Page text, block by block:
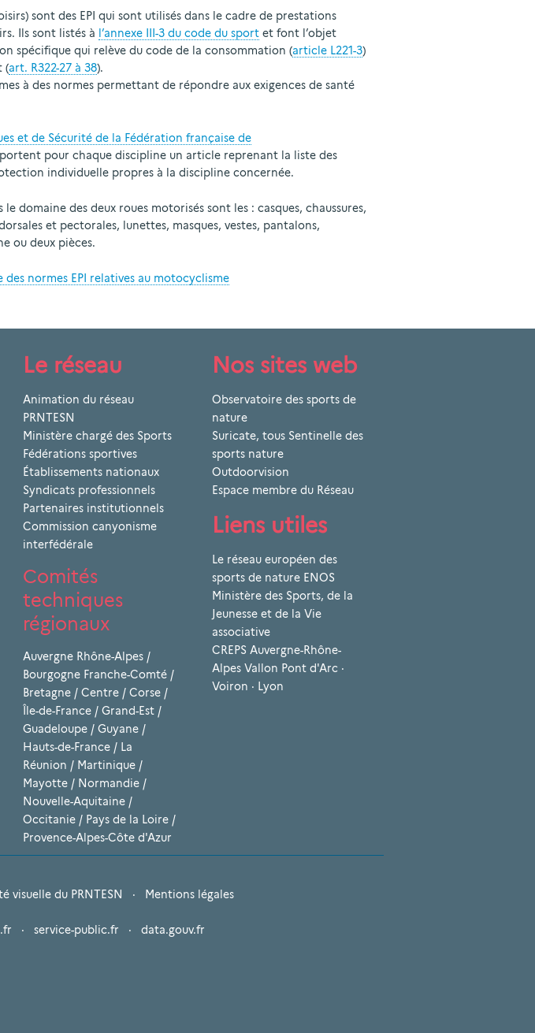
sont des EPI qui sont utilisés dans le cadre de prestations
Ils sont listés à l’annexe III-3 du code du sportet font l’objet
spécifique qui relève du code de la consommation (article L221-3)
(art. R322-27 à 38).
à des normes permettant de répondre aux exigences de santé
et de Sécurité de la Fédération française de
pour chaque discipline un article reprenant la liste des
individuelle propres à la discipline concernée.
le domaine des deux roues motorisés sont les : casques, chaussures,
et pectorales, lunettes, masques, vestes, pantalons,
ou deux pièces.
des normes EPI relatives au motocyclisme
Le réseau
Animation du réseau
PRNTESN
Ministère chargé des Sports
Fédérations sportives
Établissements nationaux
Syndicats professionnels
Partenaires institutionnels
Commission canyonisme
interfédérale
Comités
techniques
régionaux
Auvergne Rhône-Alpes /
Bourgogne Franche-Comté /
Bretagne / Centre / Corse /
Île-de-France / Grand-Est /
Guadeloupe / Guyane /
Hauts-de-France / La
Réunion / Martinique /
Mayotte / Normandie /
Nouvelle-Aquitaine /
Occitanie / Pays de la Loire /
Provence-Alpes-Côte d'Azur
Nos sites web
Observatoire des sports de
nature
Suricate, tous Sentinelle des
sports nature
Outdoorvision
Espace membre du Réseau
Liens utiles
Le réseau européen des
sports de nature ENOS
Ministère des Sports, de la
Jeunesse et de la Vie
associative
CREPS Auvergne-Rhône-
Alpes Vallon Pont d'Arc ·
Voiron · Lyon
visuelle du PRNTESN · Mentions légales
· service-public.fr · data.gouv.fr